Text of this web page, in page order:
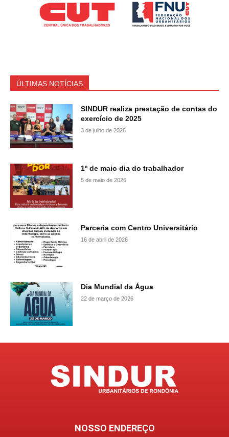
ÚLTIMAS NOTÍCIAS
SINDUR realiza prestação de contas do
exercício de 2025
3 de julho de 2026
1º de maio dia do trabalhador
5 de maio de 2026
Parceria com Centro Universitário
16 de abril de 2026
Dia Mundial da Água
22 de março de 2026
NOSSO ENDEREÇO